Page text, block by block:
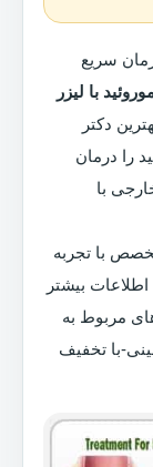
سریع
با لیزر
دکتر
را درمان
با
با تجربه
بیشتر
مربوط به
با تخفیف